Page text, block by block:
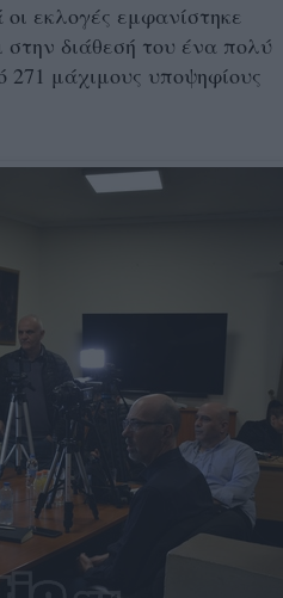
εκλογές εμφανίστηκε
στην διάθεσή του ένα πολύ
271 μάχιμους υποψηφίους